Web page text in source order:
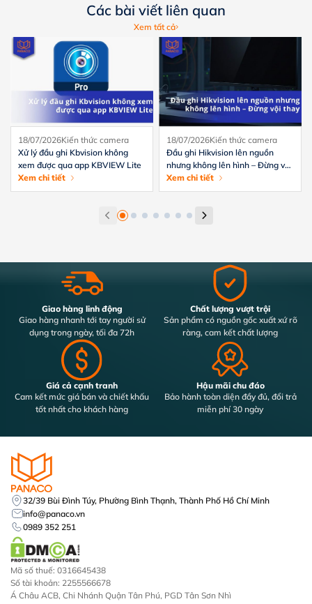
Các bài viết liên quan
Xem tất cả
18/07/2026Kiến thức camera
Xử lý đầu ghi Kbvision không
xem được qua app KBVIEW Lite
Xem chi tiết
18/07/2026Kiến thức camera
Đầu ghi Hikvision lên nguồn
nhưng không lên hình – Đừng vội
thay
Xem chi tiết
Giao hàng linh động
Giao hàng nhanh tới tay người sử
dụng trong ngày, tối đa 72h
Chất lượng vượt trội
Sản phẩm có nguồn gốc xuất xứ rõ
ràng, cam kết chất lượng
Giá cả cạnh tranh
Cam kết mức giá bán và chiết khấu
tốt nhất cho khách hàng
Hậu mãi chu đáo
Bảo hành toàn diện đầy đủ, đổi trả
miễn phí 30 ngày
32/39 Bùi Đình Túy, Phường Bình Thạnh, Thành Phố Hồ Chí Minh
info@panaco.vn
0989 352 251
Mã số thuế: 0316645438
Số tài khoản: 2255566678
Á Châu ACB, Chi Nhánh Quận Tân Phú, PGD Tân Sơn Nhì